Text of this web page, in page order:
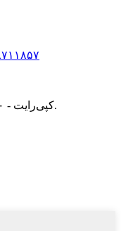
۰۰۸۶-
© کپی‌رایت - ۲۰۱۰-۲۰۲۲: تمامی حقوق محفوظ است.